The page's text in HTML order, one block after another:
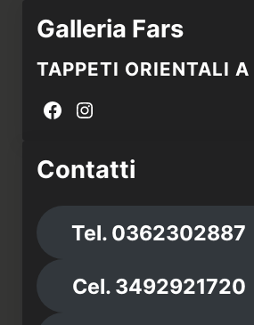
Galleria Fars
TAPPETI ORIENTALI A
Facebook
Instagram
Contatti
Tel. 0362302887
Cel. 3492921720